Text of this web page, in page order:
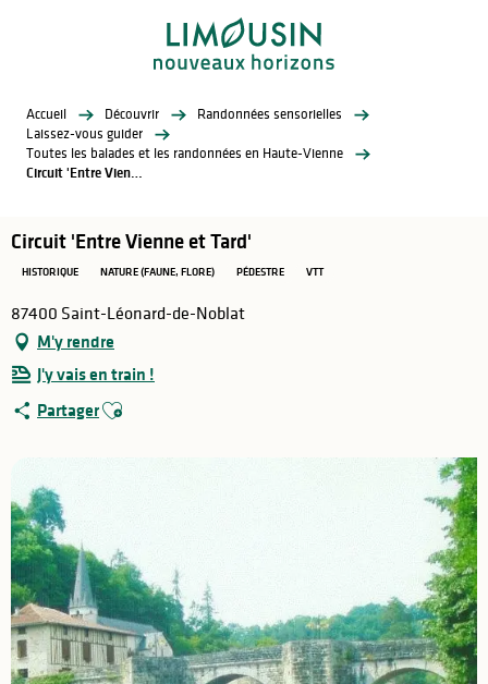
Accueil Découvrir
Randonnées sensorielles
Laissez-vous guider
Toutes les balades et les randonnées en Haute-Vienne
Circuit 'Entre Vienne et Tard'
Circuit 'Entre Vienne et Tard'
HISTORIQUE NATURE (FAUNE, FLORE) PÉDESTRE VTT
87400 Saint-Léonard-de-Noblat
M'y rendre
J'y vais en train !
PartagerAjouter aux favoris